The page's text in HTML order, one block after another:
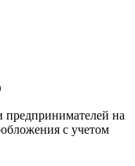
предпринимателей на
с учетом